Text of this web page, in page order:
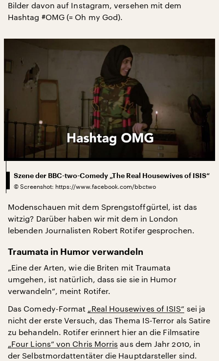
Bilder davon auf Instagram, versehen mit dem
Hashtag #OMG (= Oh my God).
Szene der BBC-two-Comedy „The Real Housewives of ISIS“
© Screenshot: https://www.facebook.com/bbctwo
Modenschauen mit dem Sprengstoffgürtel, ist das
witzig? Darüber haben wir mit dem in London
lebenden Journalisten Robert Rotifer gesprochen.
Traumata in Humor verwandeln
„Eine der Arten, wie die Briten mit Traumata
umgehen, ist natürlich, dass sie sie in Humor
verwandeln“, meint Rotifer.
Das Comedy-Format „Real Housewives of ISIS“ sei ja
nicht der erste Versuch, das Thema IS-Terror als Satire
zu behandeln. Rotifer erinnert hier an die Filmsatire
„Four Lions“ von Chris Morris aus dem Jahr 2010, in
der Selbstmordattentäter die Hauptdarsteller sind.